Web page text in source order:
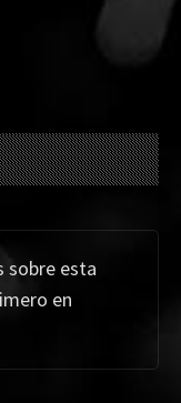
sobre esta
en